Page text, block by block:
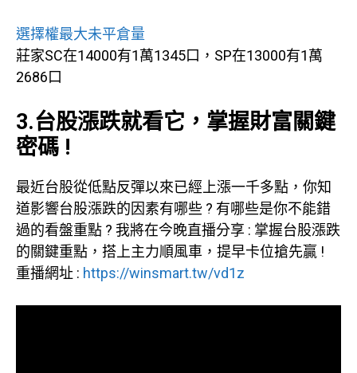
選擇權最大未平倉量
莊家SC在14000有1萬1345口，SP在13000有1萬
2686口
3.台股漲跌就看它，掌握財富關鍵
密碼 !
最近台股從低點反彈以來已經上漲一千多點，你知
道影響台股漲跌的因素有哪些 ? 有哪些是你不能錯
過的看盤重點 ? 我將在今晚直播分享 : 掌握台股漲跌
的關鍵重點，搭上主力順風車，提早卡位搶先贏 !
重播網址 : https://winsmart.tw/vd1z